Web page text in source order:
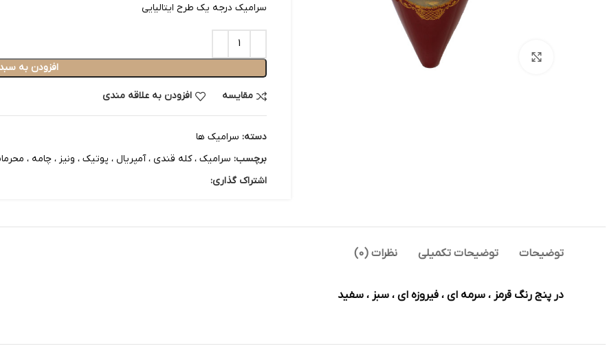
سرامیک درجه یک طرح ایتالیایی
افزودن به
مقایسه افزودن به علاقه مندی
دسته: سرامیک ها
برچسب: سرامیک ، کله قندی ، آمپریال ، پوتیک ، ونیز ، چامه ، محرمات ، 3 مجسمه ، کسری ، هلن ، سی ینا ، شصت
اشتراک گذاری:
توضیحات توضیحات تکمیلی نظرات (0)
در پنج رنگ قرمز ، سرمه ای ، فیروزه ای ، سبز ، سفید